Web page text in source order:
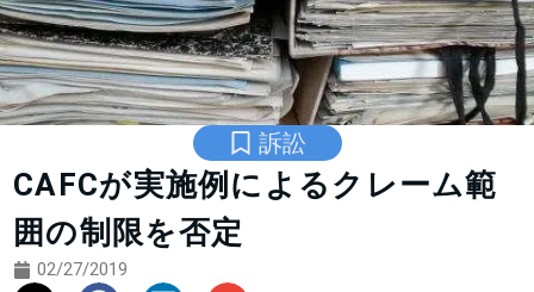
訴訟
CAFCが実施例によるクレーム範
囲の制限を否定
02/27/2019